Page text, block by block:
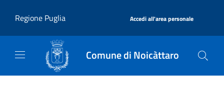
Regione Puglia
Accedi all'area personale
Comune di Noicàttaro